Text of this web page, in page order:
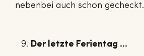
nebenbei auch schon gecheckt.
Der letzte Ferientag …